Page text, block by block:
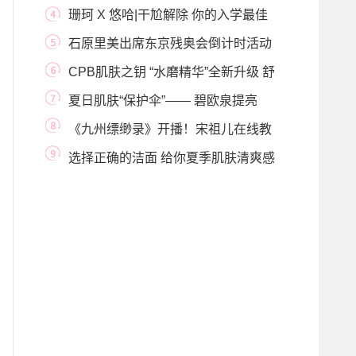
FARMACY莹润樱
珊珂 X 悠哈|干尬解除 你的入学最佳
状态被锁定了
石原里美出席东京残奥会倒计时活动
青春活力秀
CPB肌肤之钥 “水磨精华”全新升级 舒
缓控油 缔
夏日肌肤“保护伞”—— 碧欧泉提亮
「小粉蛋」
《九州缥缈录》开播！宋祖儿在线教
学化妆不卡
选择正确的洁面 给你夏季肌肤清爽感